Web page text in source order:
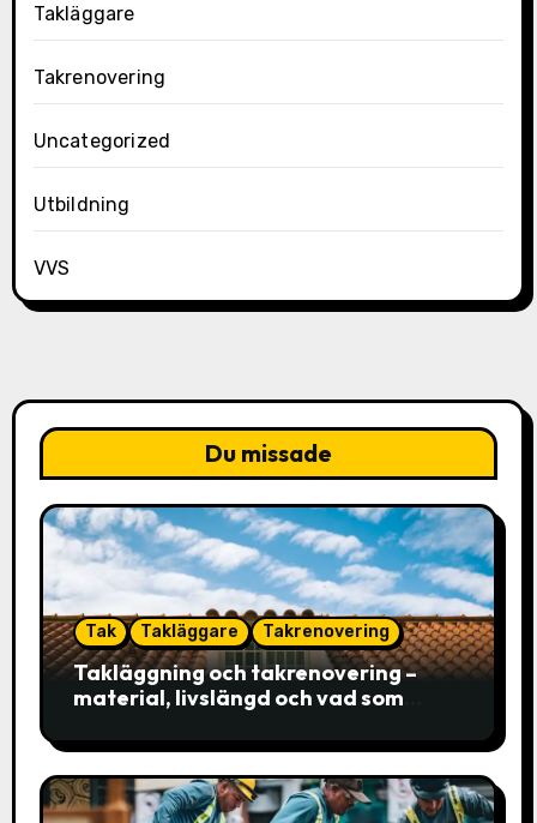
Takläggare
Takrenovering
Uncategorized
Utbildning
VVS
Du missade
Tak Takläggare Takrenovering
Takläggning och takrenovering –
material, livslängd och vad som